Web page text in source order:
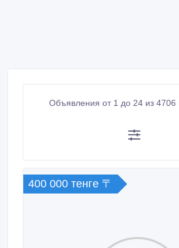
Объявления от 1 до 24 из 4706
400 000 тенге 〒